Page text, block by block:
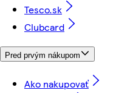
Tesco.sk
Clubcard
Pred prvým nákupom
Ako nakupovať